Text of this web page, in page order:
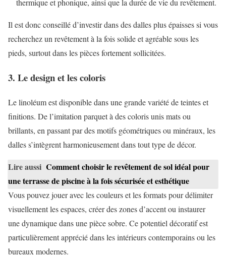
thermique et phonique, ainsi que la durée de vie du revêtement.
Il est donc conseillé d’investir dans des dalles plus épaisses si vous
recherchez un revêtement à la fois solide et agréable sous les
pieds, surtout dans les pièces fortement sollicitées.
3. Le design et les coloris
Le linoléum est disponible dans une grande variété de teintes et
finitions. De l’imitation parquet à des coloris unis mats ou
brillants, en passant par des motifs géométriques ou minéraux, les
dalles s’intègrent harmonieusement dans tout type de décor.
Lire aussi Comment choisir le revêtement de sol idéal pour
une terrasse de piscine à la fois sécurisée et esthétique
Vous pouvez jouer avec les couleurs et les formats pour délimiter
visuellement les espaces, créer des zones d’accent ou instaurer
une dynamique dans une pièce sobre. Ce potentiel décoratif est
particulièrement apprécié dans les intérieurs contemporains ou les
bureaux modernes.